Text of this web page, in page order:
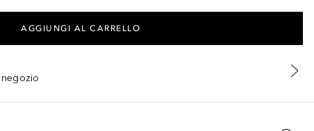
AGGIUNGI AL CARRELLO